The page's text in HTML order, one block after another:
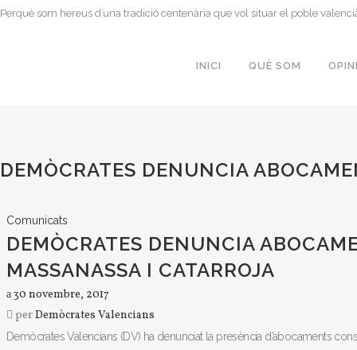
Perquè som hereus d’una tradició centenària que vol situar el poble
INICI QUÈ SOM
DEMÒCRATES DENUNCIA
Comunicats
DEMÒCRATES DENUNCIA
MASSANASSA I CATARROJA
30 novembre, 2017
perDemòcrates Valencians
Demòcrates Valencians (DV) ha denunciat la presència d’abocaments